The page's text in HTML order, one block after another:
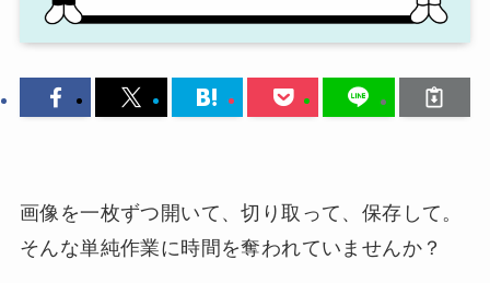
画像を一枚ずつ開いて、切り取って、保存して。
そんな単純作業に時間を奪われていませんか？